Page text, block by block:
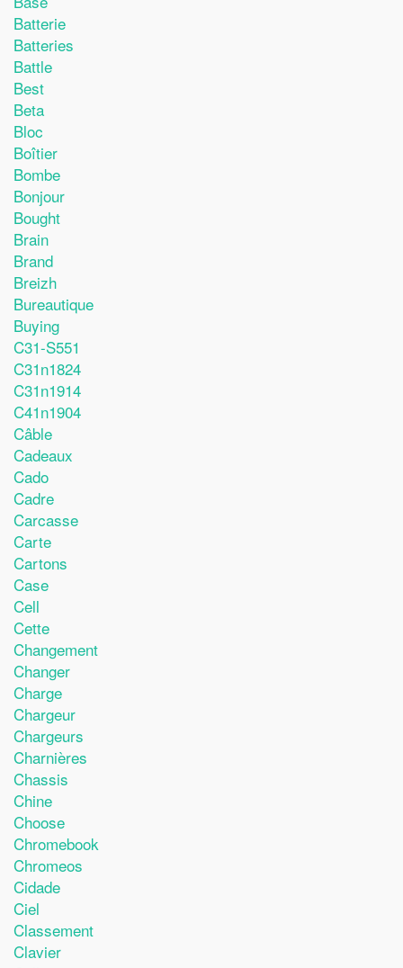
Batterie
Batteries
Battle
Best
Beta
Bloc
Boîtier
Bombe
Bonjour
Bought
Brain
Brand
Breizh
Bureautique
Buying
C31-S551
C31n1824
C31n1914
C41n1904
Câble
Cadeaux
Cado
Cadre
Carcasse
Carte
Cartons
Case
Cell
Cette
Changement
Changer
Charge
Chargeur
Chargeurs
Charnières
Chassis
Chine
Choose
Chromebook
Chromeos
Cidade
Ciel
Classement
Clavier